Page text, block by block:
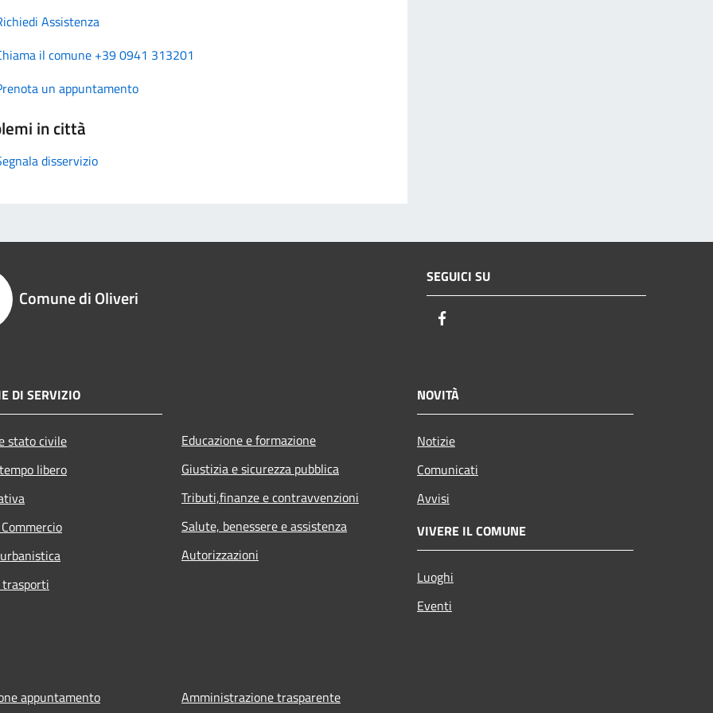
Assistenza
il comune +39 0941 313201
un appuntamento
in città
disservizio
Comune di Oliveri
SEGUICI SU
DI SERVIZIO
stato civile
libero
Educazione e formazione
Giustizia e sicurezza pubblica
Tributi,finanze e contravvenzioni
Salute, benessere e assistenza
Autorizzazioni
NOVITÀ
Notizie
Comunicati
Avvisi
VIVERE IL COMUNE
Luoghi
Eventi
appuntamento Amministrazione trasparente